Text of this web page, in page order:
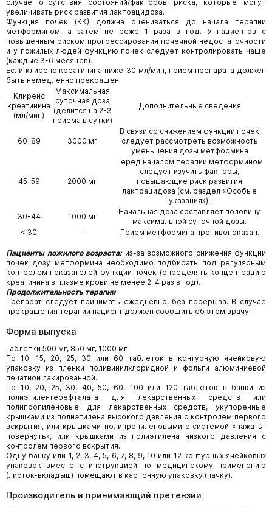
случае отсутствия состояний/факторов риска, которые могут
увеличивать риск развития лактоацидоза.
Функция почек (КК) должна оцениваться до начала терапии
метформином, а затем не реже 1 раза в год. У пациентов с
повышенным риском прогрессирования почечной недостаточности
и у пожилых людей функцию почек следует контролировать чаще
(каждые 3-6 месяцев).
Если клиренс креатинина ниже 30 мл/мин, прием препарата должен
быть немедленно прекращен.
Клиренс
креатинина
(мл/мин)
Максимальная
суточная доза
(делится на 2-3
приема в сутки)
Дополнительные сведения
60-89 3000 мг
В связи со снижением функции почек
следует рассмотреть возможность
уменьшения дозы метформина
45-59 2000 мг
Перед началом терапии метформином
следует изучить факторы,
повышающие риск развития
лактоацидоза (см. раздел «Особые
указания»).
30-44
1000 мг
Начальная доза составляет половину
максимальной суточной дозы.
< 30
- Прием метформина противопоказан.
Пациенты пожилого возраста:из-за возможного снижения функции
почек дозу метформина необходимо подбирать под регулярным
контролем показателей функции почек (определять концентрацию
креатинина в плазме крови не менее 2-4 раз в год).
Продолжительность терапии
Препарат следует принимать ежедневно, без перерыва. В случае
прекращения терапии пациент должен сообщить об этом врачу.
Форма выпуска
Таблетки 500 мг, 850 мг, 1000 мг.
По 10, 15, 20, 25, 30 или 60 таблеток в контурную ячейковую
упаковку из пленки поливинилхлоридной и фольги алюминиевой
печатной лакированной.
По 10, 20, 25, 30, 40, 50, 60, 100 или 120 таблеток в банки из
полиэтилентерефталата для лекарственных средств или
полипропиленовые для лекарственных средств, укупоренные
крышками из полиэтилена высокого давления с контролем первого
вскрытия, или крышками полипропиленовыми с системой «нажать-
повернуть», или крышками из полиэтилена низкого давления с
контролем первого вскрытия.
Одну банку или 1, 2, 3, 4, 5, 6, 7, 8, 9, 10 или 12 контурных ячейковых
упаковок вместе с инструкцией по медицинскому применению
(листок-вкладыш) помещают в картонную упаковку (пачку).
Производитель и принимающий претензии